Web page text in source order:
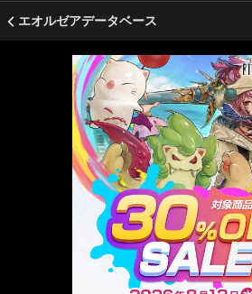
エオルゼアデータベース